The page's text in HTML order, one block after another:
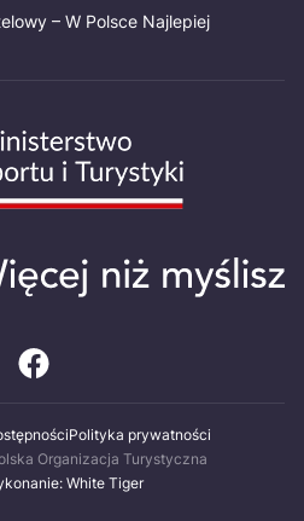
– W Polsce Najlepiej
Polityka prywatności
Organizacja Turystyczna
White Tiger